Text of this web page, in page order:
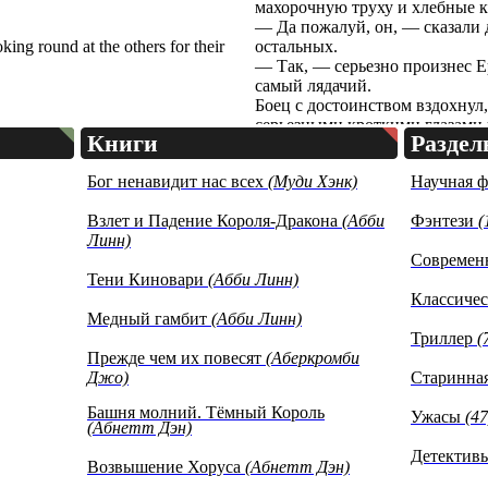
махорочную труху и хлебные
round at the others for their
— Да пожалуй, он, — сказали
остальных.
— Так, — серьезно произнес
самый лядачий.
sigh and looked meekly up at
was asking questions purely
Боец с достоинством
серьезными кроткими
вопрошавший интересуется
так, для истории либо для
вмешиваться в разговор.
— А кто же из вас лучше всех
thinning hair.
предохраняли его голову от
землю от солнечных лучей
does put his heart into it.'
— Трошников, вот он, —
help it,' said some of the
were apologizing on his behalf.
— Привык работать, ничего с
подтвердили остальные, как
and took out a gold watch
with considerable
Еременко полез в карман
солнце золотые часы и, с
Трошникову.
reward.' Still looking at
write out a certificate for him!'
— Бери, это тебе награда, —
Продолжая глядеть на
Книги
Бог ненавидит нас всех (Муди Хэнк)
Взлет и Падение Короля-Дракона (Абби
Линн)
Тени Киновари (Абби Линн)
Медный гамбит (Абби Линн)
Прежде чем их повесят (Аберкромби
Джо)
Башня молний. Тёмный Король
(Абнетт Дэн)
Возвышение Хоруса (Абнетт Дэн)
Научная
Фэнтези
Триллер
Ужасы